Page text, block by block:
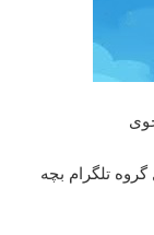
تلگرام بچه